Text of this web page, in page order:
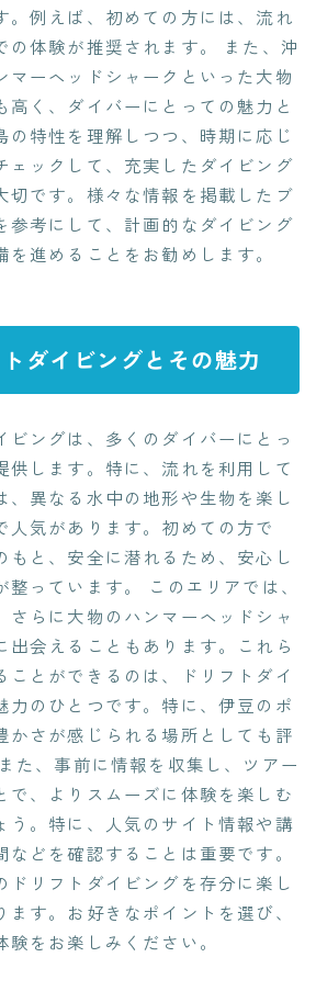
。例えば、初めての方には、流れ
の体験が推奨されます。 また、沖
マーヘッドシャークといった大物
高く、ダイバーにとっての魅力と
の特性を理解しつつ、時期に応じ
ェックして、充実したダイビング
切です。様々な情報を掲載したブ
参考にして、計画的なダイビング
進めることをお勧めします。
ダイビングとその魅力
ビングは、多くのダイバーにとっ
供します。特に、流れを利用して
、異なる水中の地形や生物を楽し
人気があります。初めての方で
もと、安全に潜れるため、安心し
っています。 このエリアでは、
さらに大物のハンマーヘッドシャ
出会えることもあります。これら
ことができるのは、ドリフトダイ
力のひとつです。特に、伊豆のポ
かさが感じられる場所としても評
た、事前に情報を収集し、ツアー
で、よりスムーズに体験を楽しむ
う。特に、人気のサイト情報や講
どを確認することは重要です。
ドリフトダイビングを存分に楽し
す。お好きなポイントを選び、
をお楽しみください。